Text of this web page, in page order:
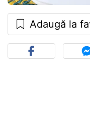
Adaugă la